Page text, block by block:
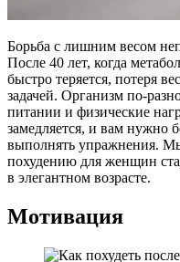
Борьба с лишним весом
После 40 лет, когда
быстро теряется, потеря
задачей. Организм по-
питании и физические
замедляется, и вам нужно
выполнять упражнения.
похудению для женщин
в элегантном возрасте.
Мотивация